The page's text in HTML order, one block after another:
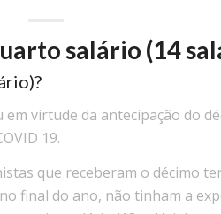
salário (14
virtude da antecipação do
19.
que receberam o décimo
final do ano, não tinham a